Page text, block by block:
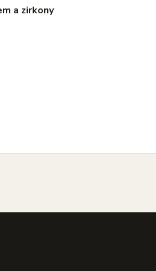
a zirkony